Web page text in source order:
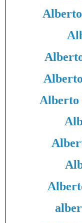
Alberto
Alberto